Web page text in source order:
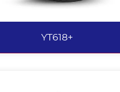
适合较恶劣路况。 中短途高承载
运输。
查看更多
YT618+